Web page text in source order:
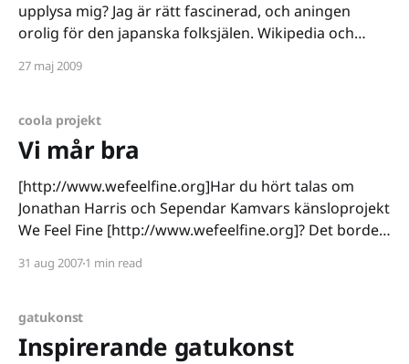
upplysa mig? Jag är rätt fascinerad, och aningen
orolig för den japanska folksjälen. Wikipedia och
liv. Och kun står för "unge herrn", på ett ungefär, helt
27 maj 2009
coola projekt
Vi mår bra
[http://www.wefeelfine.org]Har du hört talas om
Jonathan Harris och Sependar Kamvars känsloprojekt
We Feel Fine [http://www.wefeelfine.org]? Det borde
på saken. Sedan augusti 2005 har våra känslor
31 aug 20071 min read
gatukonst
Inspirerande gatukonst